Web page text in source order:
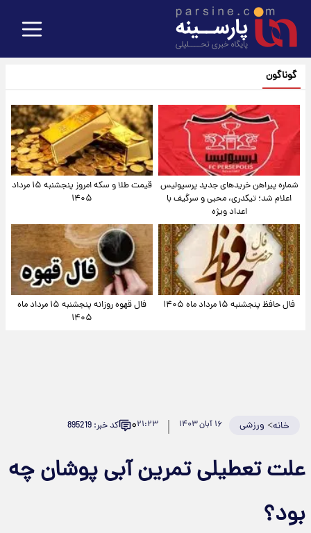
گوناگون
شماره پیراهن خریدهای جدید پرسپولیس
اعلام شد؛ تیکدری، محبی و سرگیف با
اعداد ویژه
قیمت طلا و سکه امروز پنجشنبه ۱۵ مرداد
۱۴۰۵
فال حافظ پنجشنبه ۱۵ مرداد ماه ۱۴۰۵
فال قهوه روزانه پنجشنبه ۱۵ مرداد ماه
۱۴۰۵
خانه> ورزشی ۱۶ آبان ۱۴۰۳ ۲۱:۲۳۰ کد خبر: 895219
علت تعطیلی تمرین آبی پوشان چه
بود؟